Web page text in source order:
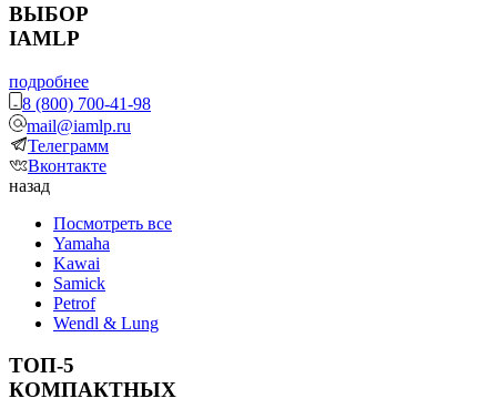
ВЫБОР
IAMLP
подробнее
8 (800) 700-41-98
mail@iamlp.ru
Телеграмм
Вконтакте
назад
Посмотреть все
Yamaha
Kawai
Samick
Petrof
Wendl & Lung
ТОП-5
КОМПАКТНЫХ